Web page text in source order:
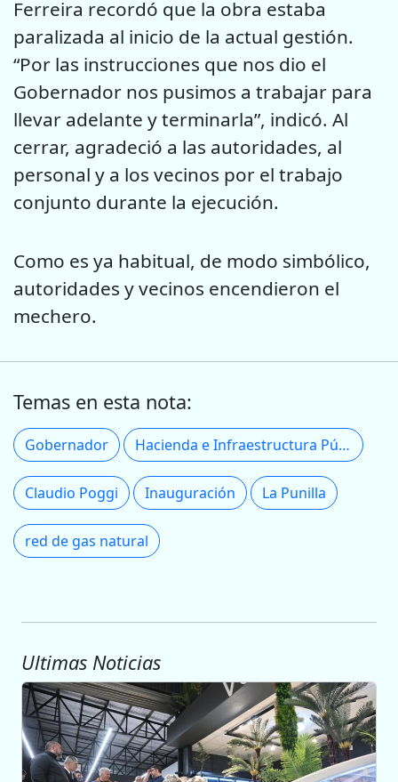
Ferreira recordó que la obra estaba
paralizada al inicio de la actual gestión.
“Por las instrucciones que nos dio el
Gobernador nos pusimos a trabajar para
llevar adelante y terminarla”, indicó. Al
cerrar, agradeció a las autoridades, al
personal y a los vecinos por el trabajo
conjunto durante la ejecución.
Como es ya habitual, de modo simbólico,
autoridades y vecinos encendieron el
mechero.
Temas en esta nota:
Gobernador Hacienda e Infraestructura Pública
Claudio Poggi Inauguración La Punilla
red de gas natural
Ultimas Noticias